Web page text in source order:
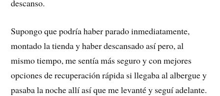
descanso.
Supongo que podría haber parado inmediatamente,
montado la tienda y haber descansado así pero, al
mismo tiempo, me sentía más seguro y con mejores
opciones de recuperación rápida si llegaba al albergue y
pasaba la noche allí así que me levanté y seguí adelante.